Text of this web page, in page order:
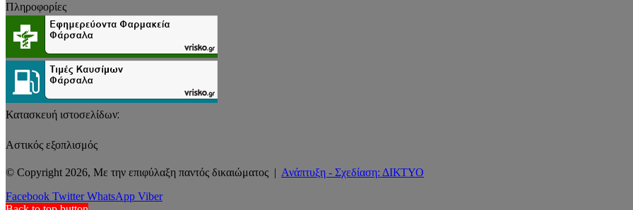
Πληροφορίες
Κατασκευή ιστοσελίδων:
Αστικός εξοπλισμός
© Copyright 2026, Με την επιφύλαξη παντός δικαιώματος | Ανάπτυξη - Σχεδίαση: ΔΙΚΤΥΟ
Facebook Twitter WhatsApp Viber